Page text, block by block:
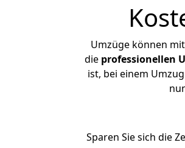
Umzüge können
die professionellen
ist, bei einem
Sparen Sie sich die